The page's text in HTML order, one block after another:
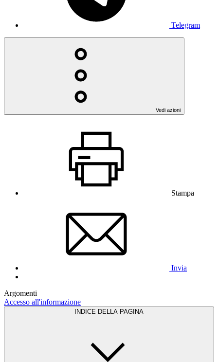
Telegram
Vedi azioni
Stampa
Invia
Argomenti
Accesso all'informazione
INDICE DELLA PAGINA